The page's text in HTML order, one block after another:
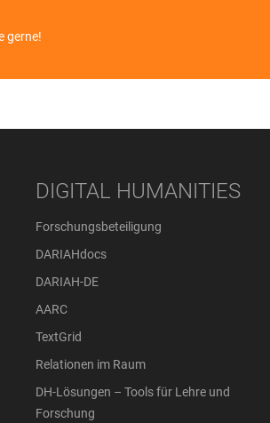
gerne!
DIGITAL HUMANITIES
Forschungsbeteiligung
DARIAHdocs
DARIAH-DE
AARC
TextGrid
Relationen im Raum
DH-Lösungen – Tools für Lehre und
Forschung